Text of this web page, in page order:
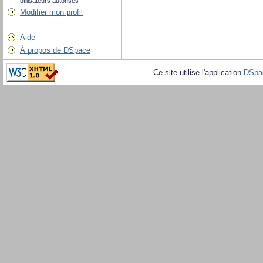
Modifier mon profil
Aide
À propos de DSpace
Ce site utilise l'application